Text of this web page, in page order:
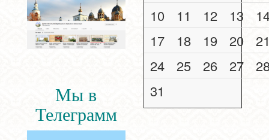
Мы в
Телеграмм
10
11 12 13
17
18 19 20
24
25 26 27
31